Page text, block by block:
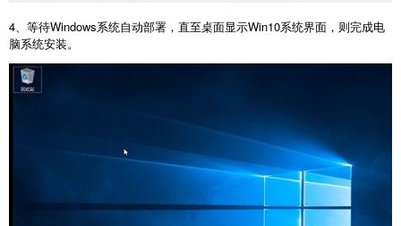
4、等待Windows系统自动部署，直至桌面显示Win10系统界面，则完成电
脑系统安装。